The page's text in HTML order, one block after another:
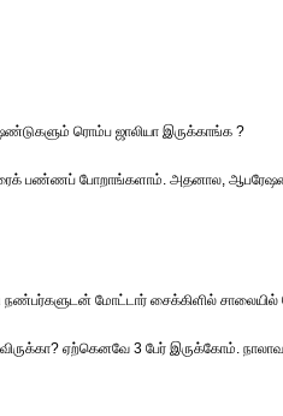
ரொம்ப ஜாலியா இருக்காங்க ?
பண்ணப் போறாங்களாம். அதனால,
மோட்டார் சைக்கிளில் சாலையில்
ஏற்கெனவே 3 பேர் இருக்கோம்.